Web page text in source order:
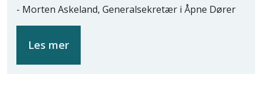
- Morten Askeland, Generalsekretær i Åpne Dører
Les mer